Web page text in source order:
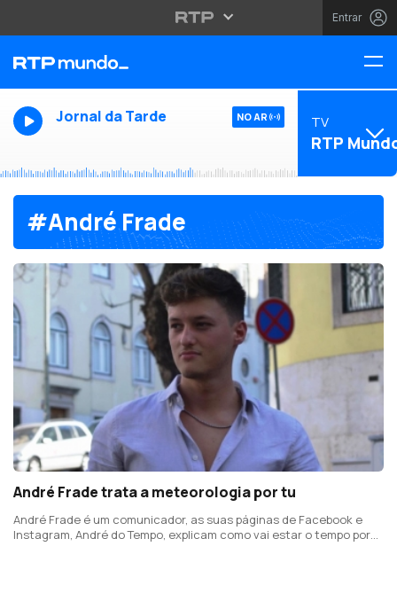
Entrar
Jornal da Tarde NO AR TV
RTP
#André Frade
André Frade trata a meteorologia por tu
André Frade é um comunicador, as suas páginas de Facebook e
Instagram, André do Tempo, explicam como vai estar o tempo por